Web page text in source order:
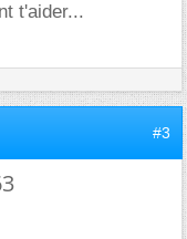
t'aider...
#3